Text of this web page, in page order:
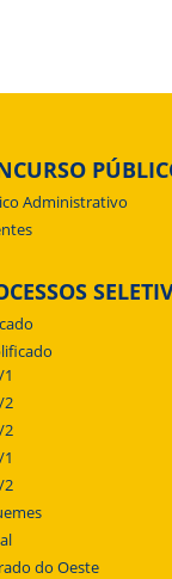
Administrativo
2
2
2
do Oeste